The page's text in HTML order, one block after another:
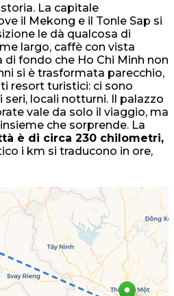
La capitale
il Mekong e il Tonle Sap si
le dà qualcosa di
largo, caffè con vista
di fondo che Ho Chi Minh non
si è trasformata parecchio,
resort turistici: ci sono
seri, locali notturni. Il palazzo
vale da solo il viaggio, ma
che sorprende. La
è di circa 230 chilometri,
i km si traducono in ore,